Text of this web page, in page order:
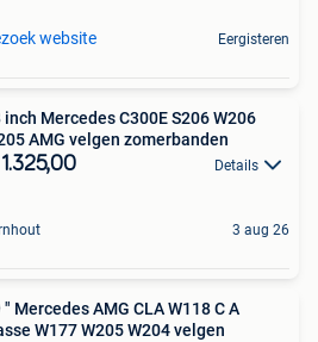
website Eergisteren
inch Mercedes C300E S206 W206
AMG velgen zomerbanden
Details
3 aug 26
" Mercedes AMG CLA W118 C A
W177 W205 W204 velgen